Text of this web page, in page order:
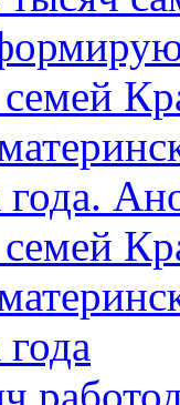
года.